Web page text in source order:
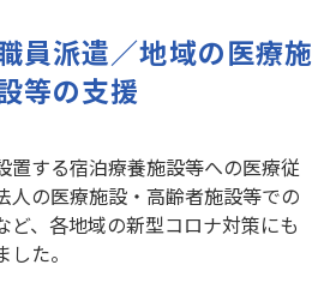
員派遣／地域の医療施
等の支援
する宿泊療養施設等への医療従
人の医療施設・高齢者施設等での
ど、各地域の新型コロナ対策にも
た。